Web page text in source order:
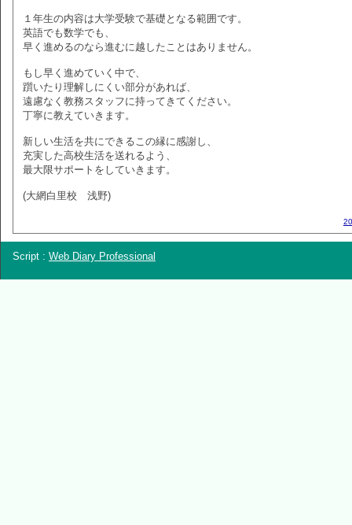
１年生の内容は大学受験で基礎となる範囲です。
英語でも数学でも、
早く進めるのなら進むに越したことはありません。
もし早く進めていく中で、
躓いたり理解しにくい部分があれば、
遠慮なく教務スタッフに持ってきてください。
丁寧に教えていきます。
新しい生活を共にできるこの縁に感謝し、
充実した高校生活を送れるよう、
最大限サポートをしていきます。
(大網白里校 浅野)
Script : Web Diary Professional